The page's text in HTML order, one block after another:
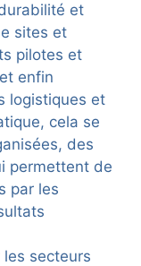
et
sites et
pilotes et
enfin
logistiques et
cela se
des
permettent de
par les
secteurs